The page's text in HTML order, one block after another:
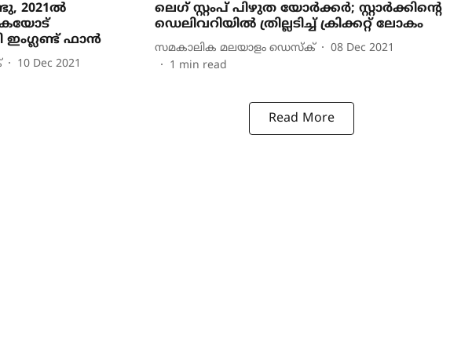
2021ല്‍
ഇംഗ്ലണ്ട് ഫാന്‍
10 Dec 2021
ലെഗ് സ്റ്റംപ് പിഴുത യോര്‍ക്കര്‍; സ്റ്റാര്‍ക്കിന്റെ
ഡെലിവറിയില്‍ ത്രില്ലടിച്ച് ക്രിക്കറ്റ് ലോകം
സമകാലിക മലയാളം ഡെസ്ക്
08 Dec 2021
1 min read
Read More